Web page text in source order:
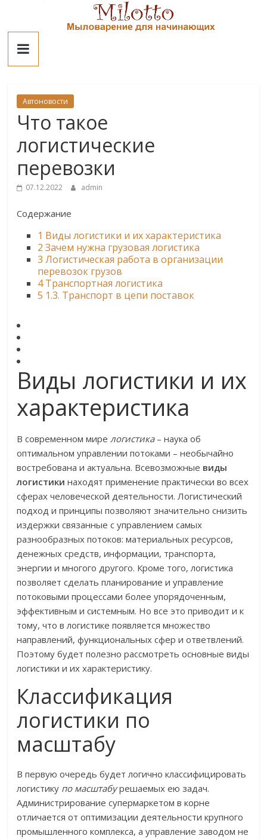
contentМилотто
Автоновости
Что такое
логистические
перевозки
07.12.2022 admin
Содержание
1 Виды логистики и их характеристика
2 Зачем нужна грузовая логистика
3 Логистическая работа в организации
перевозок грузов
4Транспортная логистика
5 1.3. Транспорт в цепи поставок
Виды логистики и их
характеристика
В современном мирелогистика– наука об
оптимальном управлении потоками – необычайно
востребована и актуальна. Всевозможные виды
логистики находят применение практически во всех
сферах человеческой деятельности. Логистический
подход и принципы позволяют значительно снизить
издержки связанные с управлением самых
разнообразных потоков: материальных ресурсов,
денежных средств, информации, транспорта,
энергии и многого другого. Кроме того, логистика
позволяет сделать планирование и управление
потоковыми процессами более упорядоченным,
эффективным и системным. Но все это приводит и к
тому, что в логистике появляется множество
направлений, функциональных сфер и ответвлений.
Поэтому будет полезно рассмотреть основные виды
логистики и их характеристику.
Классификация
логистики по
масштабу
В первую очередь будет логично классифицировать
логистику по масштабурешаемых ею задач.
Администрирование супермаркетом в корне
отличается от оптимизации деятельности крупного
промышленного комплекса, а управление заводом не